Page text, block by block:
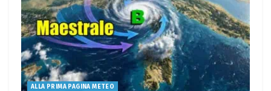
ALLA PRIMA PAGINA METEO